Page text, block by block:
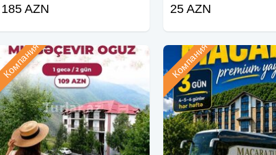
185 AZN 25 AZN
Компания Компания